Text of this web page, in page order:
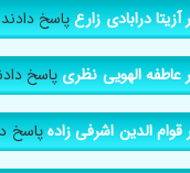
درابادی زارعپاسخ
عاطفه الهویی نظریپاسخ
الدین اشرفی زادهپاسخ